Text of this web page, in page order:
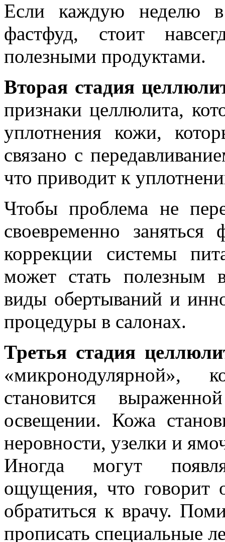
Если каждую неделю в
фастфуд, стоит
полезными продуктами.
Вторая стадия
признаки целлюлита,
уплотнения кожи,
связано с
что приводит к
Чтобы проблема не
своевременно
коррекции системы
может стать полезным
виды обертываний и
процедуры в салонах.
Третья стадия
«микронодулярной»,
становится
освещении. Кожа
неровности, узелки и
Иногда могут
ощущения, что говорит
обратиться к врачу.
прописать специальные